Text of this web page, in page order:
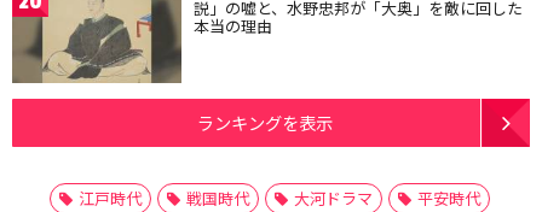
説」の嘘と、水野忠邦が「大奥」を敵に回した
本当の理由
ランキングを表示
江戸時代 戦国時代 大河ドラマ
平安時代